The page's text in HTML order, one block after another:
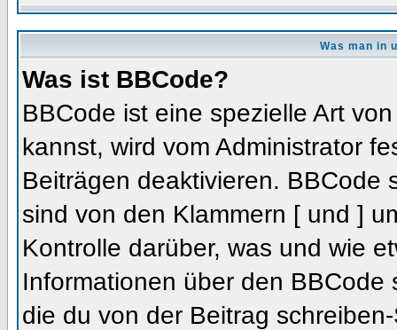
Was man in
Was ist BBCode?
BBCode ist eine spezielle Art
kannst, wird vom Administrator
Beiträgen deaktivieren. BBCode
sind von den Klammern [ und ]
Kontrolle darüber, was und wie
Informationen über den
die du von der Beitrag